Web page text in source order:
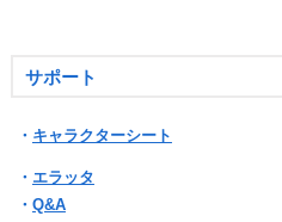
サポート
・ キャラクターシート
・ エラッタ
・ Q&A